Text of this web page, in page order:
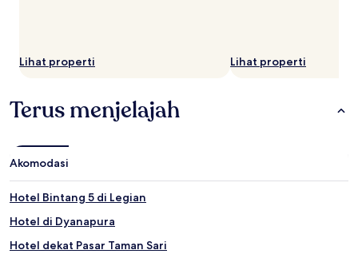
Lihat properti Lihat properti
Terus menjelajah
Akomodasi
Hotel Bintang 5 di Legian
Hotel di Dyanapura
Hotel dekat Pasar Taman Sari